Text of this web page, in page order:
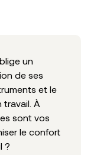
un
de ses
et le
travail. À
sont vos
le confort
?